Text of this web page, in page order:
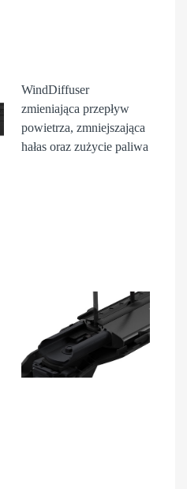
WindDiffuser
zmieniająca przepływ
powietrza, zmniejszająca
hałas oraz zużycie paliwa